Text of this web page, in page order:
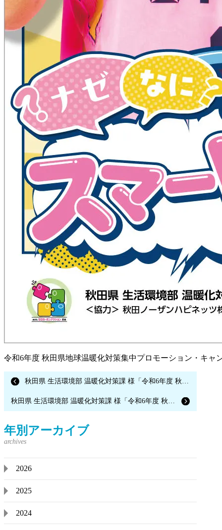
令和6年度 秋田県地球温暖化対策集中プロモーション・キ
秋田県 生活環境部 温暖化対策課 様「令和6年度 秋田県地球温暖化対策集中プロモーション・キャンペーン運営等業務（Instagram投稿キャンペーン運営）」
秋田県 生活環境部 温暖化対策課 様「令和6年度 秋田県地球温暖化対策集中プロモーション・キャンペーン運営等業務（パンフレット制作）」
年別アーカイブ
2026
2025
2024